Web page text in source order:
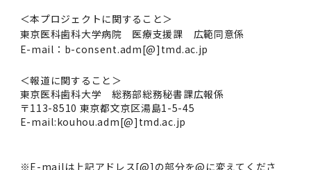
＜本プロジェクトに関すること＞
東京医科歯科大学病院 医療支援課 広範同意係
E-mail：b-consent.adm[@]tmd.ac.jp
＜報道に関すること＞
東京医科歯科大学 総務部総務秘書課広報係
〒113-8510 東京都文京区湯島1-5-45
E-mail:kouhou.adm[@]tmd.ac.jp
※E-mailは上記アドレス[@]の部分を@に変えてくださ